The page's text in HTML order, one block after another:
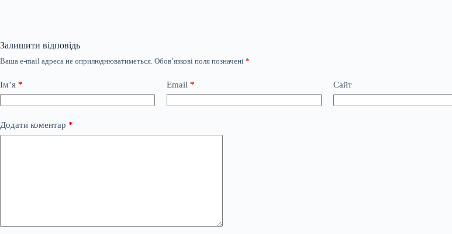
Залишити відповідь
Ваша e-mail адреса не оприлюднюватиметься. Обов’язкові поля позначені *
Ім’я * Email * Сайт
Додати коментар *